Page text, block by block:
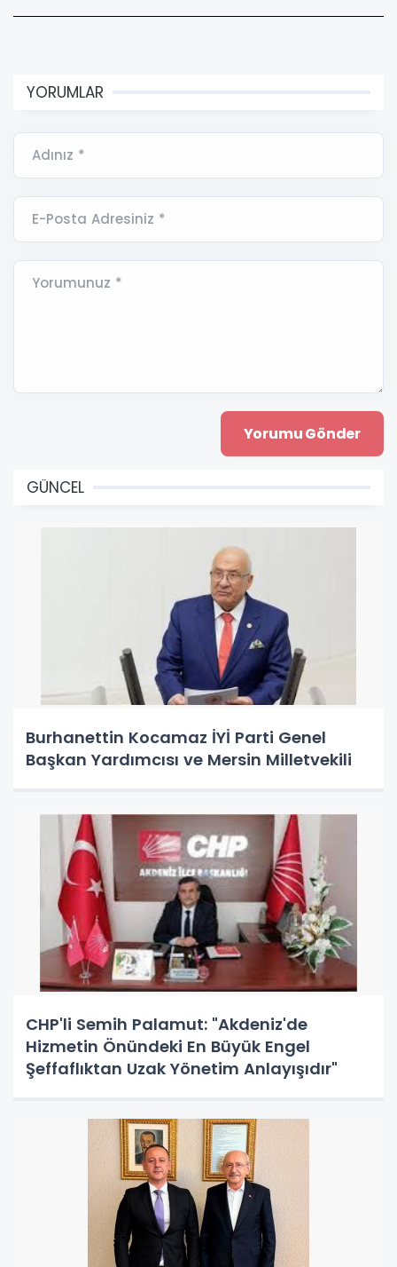
YORUMLAR
Adınız *
E-Posta Adresiniz *
Yorumunuz *
GÜNCEL
Burhanettin Kocamaz İYİ Parti Genel
Başkan Yardımcısı ve Mersin Milletvekili
CHP'li Semih Palamut: "Akdeniz'de
Hizmetin Önündeki En Büyük Engel
Şeffaflıktan Uzak Yönetim Anlayışıdır"